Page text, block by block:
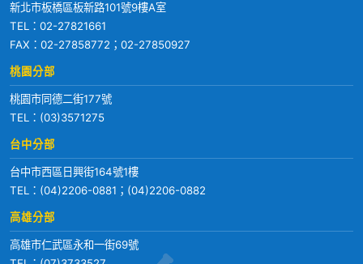
新北市板橋區板新路101號9樓A室
TEL： 02-27821661
FAX：02-27858772；02-27850927
桃園分部
桃園市同德二街177號
TEL： (03)3571275
台中分部
台中市西區日興街164號1樓
TEL： (04)2206-0881 ； (04)2206-0882
高雄分部
高雄市仁武區永和一街69號